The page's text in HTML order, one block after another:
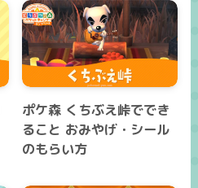
ポケ森 くちぶえ峠ででき
ること おみやげ・シール
のもらい方